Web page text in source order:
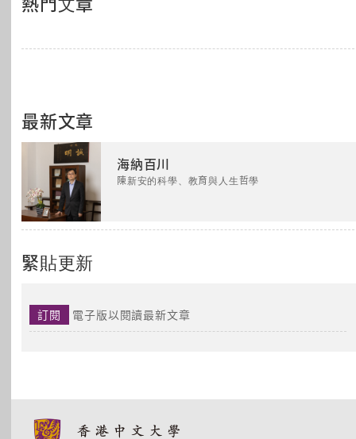
最新文章
海納百川
陳新安的科學、教育與人生哲學
緊貼更新
訂閱 電子版以閱讀最新文章